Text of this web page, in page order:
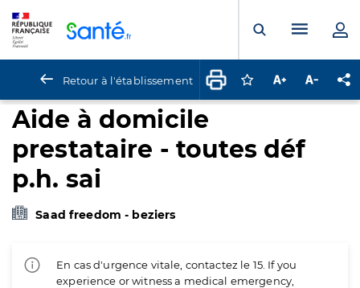
Ouvrir laMenu
Retour à l'établissement Connectez-vous
Augmenter la
Aide à domicile
prestataire - toutes déf
p.h. sai
Saad freedom - beziers
En cas d'urgence vitale, contactez le 15. If you
experience or witness a medical emergency,